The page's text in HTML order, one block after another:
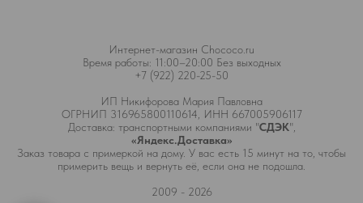
Интернет-магазин Chococo.ru
Время работы: 11:00–20:00 Без выходных
+7 (922) 220-25-50
ИП Никифорова Мария Павловна
ОГРНИП 316965800110614, ИНН 667005906117
Доставка: транспортными компаниями "СДЭК",
«Яндекс.Доставка»
Заказ товара с примеркой на дому. У вас есть 15 минут на то, чтобы
примерить вещь и вернуть её, если она не подошла.
2009 - 2026